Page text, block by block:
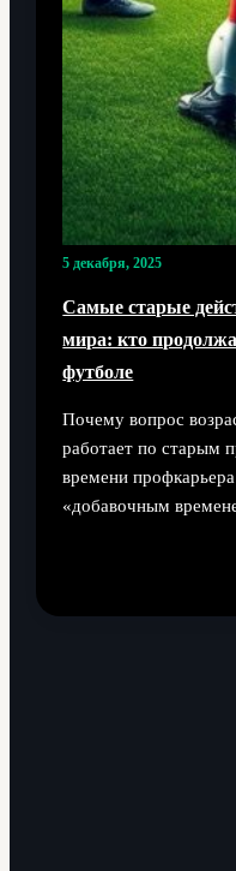
5 декабря, 2025
Самые старые
мира: кто
футболе
Почему вопрос
работает по старым
времени
«добавочным